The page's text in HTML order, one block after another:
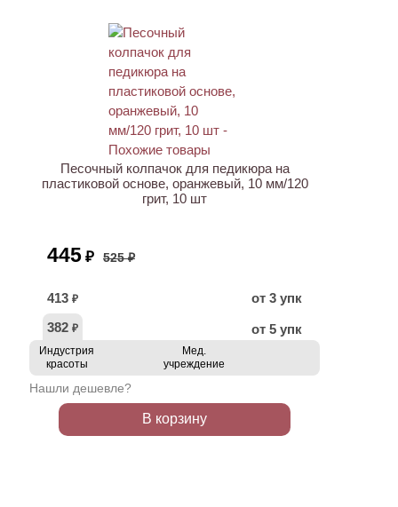
Песочный колпачок для педикюра на
пластиковой основе, оранжевый, 10 мм/120
грит, 10 шт
445 ₽ 525 ₽
413 ₽
от 3 упк
382 ₽ от 5 упк
Индустрия
красоты
Мед.
учреждение
Нашли дешевле?
В корзину